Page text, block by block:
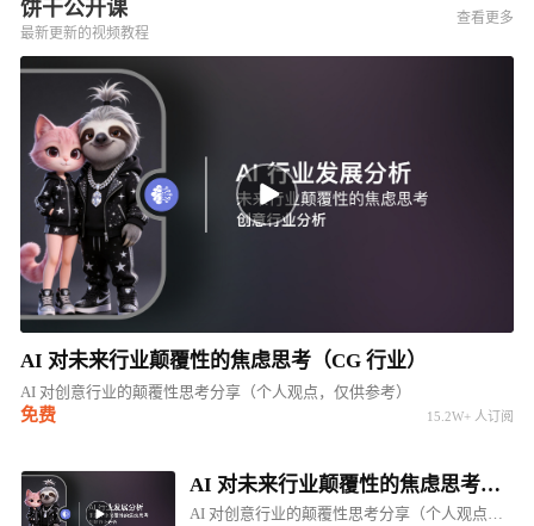
饼干公开课
最新更新的视频教程
查看更多
AI 对未来行业颠覆性的焦虑思考（CG 行业）
AI 对创意行业的颠覆性思考分享（个人观点，仅供参考）
免费 15.2W+ 人订阅
AI 对未来行业颠覆性的焦虑思考（CG 行业）
AI 对创意行业的颠覆性思考分享（个人观点，仅供参考）